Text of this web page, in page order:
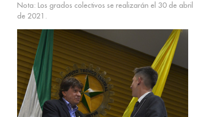
Nota: Los grados colectivos se realizarán el 30 de abril
de 2021.